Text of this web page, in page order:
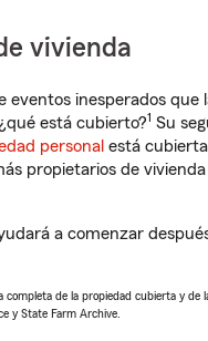
vivienda
eventos inesperados que
está cubierto?1 Su
personal está
propietarios de
a comenzar
de la propiedad cubierta y de
y State Farm Archive.